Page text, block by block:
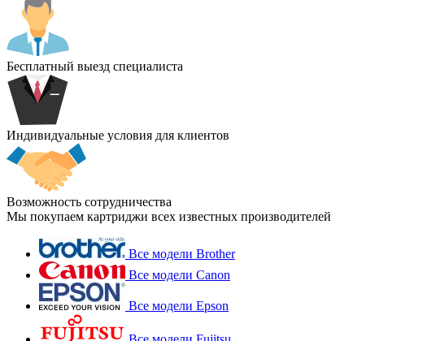
Бесплатный выезд специалиста
Индивидуальные условия для клиентов
Возможность сотрудничества
Мы покупаем картриджи всех известных производителей
Все модели Brother
Все модели Canon
Все модели Epson